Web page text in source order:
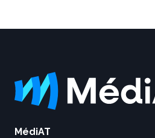
MédiAT